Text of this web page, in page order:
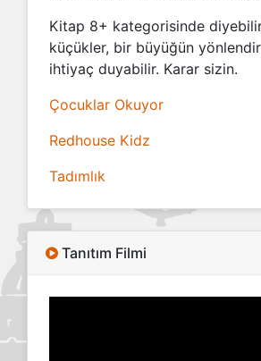
Kitap 8+ kategorisinde
küçükler, bir büyüğün
ihtiyaç duyabilir. Karar sizin.
Çocuklar Okuyor
Redhouse Kidz
Tadımlık
Tanıtım Filmi